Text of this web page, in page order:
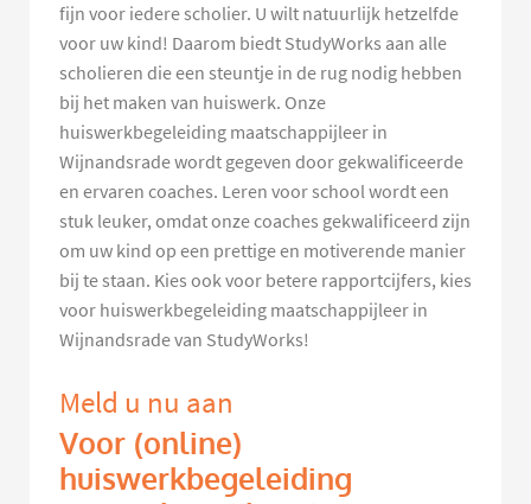
fijn voor iedere scholier. U wilt natuurlijk hetzelfde
voor uw kind! Daarom biedt StudyWorks aan alle
scholieren die een steuntje in de rug nodig hebben
bij het maken van huiswerk. Onze
huiswerkbegeleiding maatschappijleer in
Wijnandsrade wordt gegeven door gekwalificeerde
en ervaren coaches. Leren voor school wordt een
stuk leuker, omdat onze coaches gekwalificeerd zijn
om uw kind op een prettige en motiverende manier
bij te staan. Kies ook voor betere rapportcijfers, kies
voor huiswerkbegeleiding maatschappijleer in
Wijnandsrade van StudyWorks!
Meld u nu aan
Voor (online)
huiswerkbegeleiding